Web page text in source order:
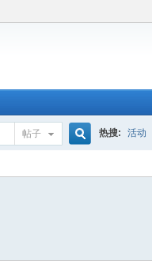
帖子 热搜: 活动